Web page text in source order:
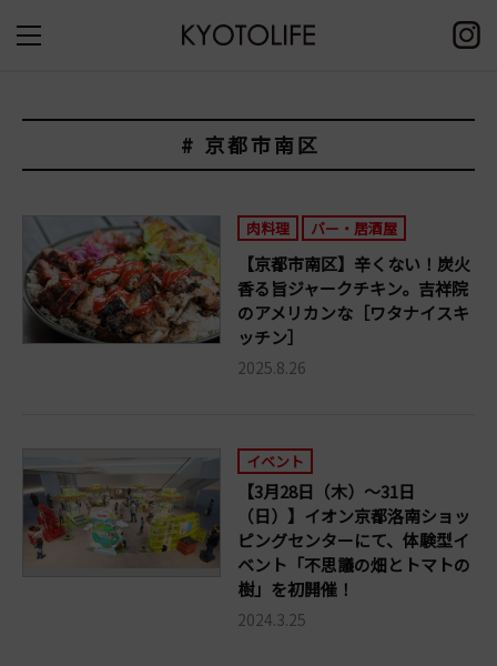
# 京都市南区
肉料理 バー・居酒屋
【京都市南区】辛くない！炭火
香る旨ジャークチキン。吉祥院
のアメリカンな［ワタナイスキ
ッチン］
2025.8.26
イベント
【3月28日（木）～31日
（日）】イオン京都洛南ショッ
ピングセンターにて、体験型イ
ベント「不思議の畑とトマトの
樹」を初開催！
2024.3.25